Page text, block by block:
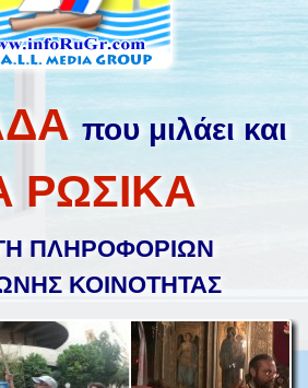
που μιλάει και
ΡΩΣΙΚΑ
ΠΛΗΡΟΦΟΡΙΩΝ
ΚΟΙΝΟΤΗΤΑΣ